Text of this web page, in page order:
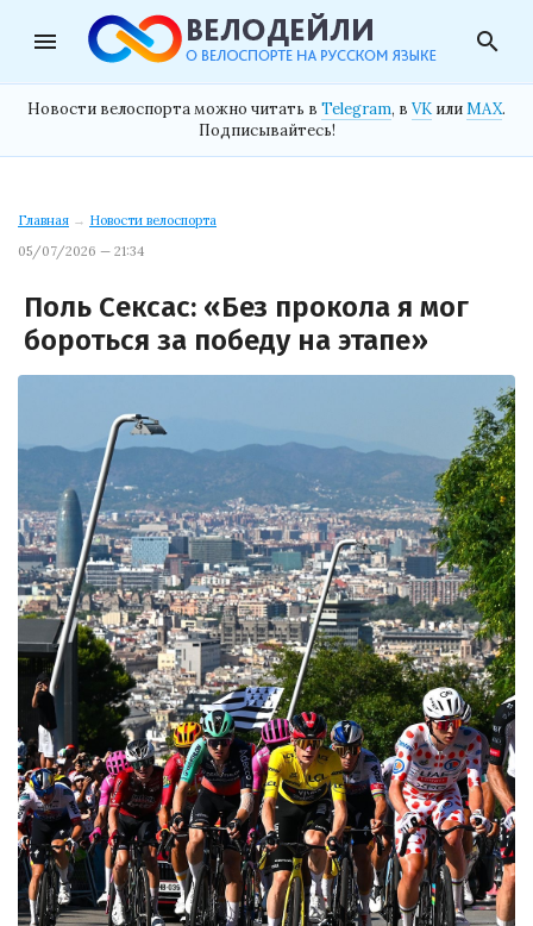
menu search
Новости велоспорта можно читать в Telegram, в VK илиMAX.
Подписывайтесь!
Главная → Новости велоспорта
05/07/2026 — 21:34
Поль Сексас: «Без прокола я мог
бороться за победу на этапе»